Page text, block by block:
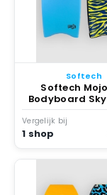
Softech
Softech
Bodyboard
Zebra
Vergelijk bij
1 shop